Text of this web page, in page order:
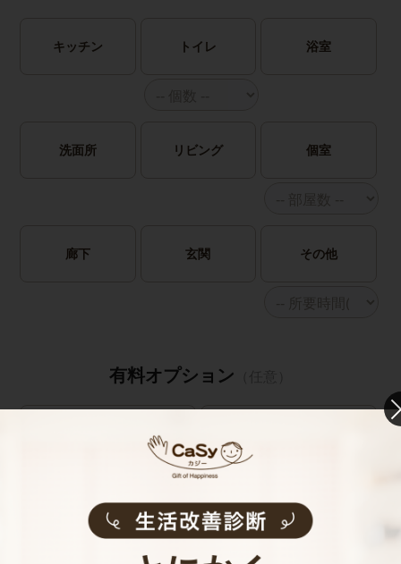
キッチン トイレ 浴室
洗面所 リビング 個室
廊下 玄関 その他
有料オプション
(物理キー)